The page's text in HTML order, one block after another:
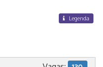
Legenda